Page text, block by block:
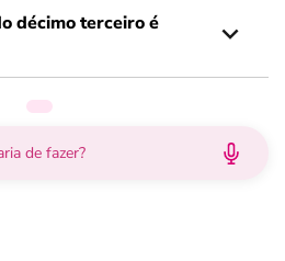
décimo terceiro é